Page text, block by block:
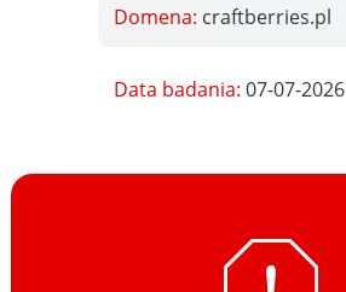
Domena: craftberries.pl
Data badania:07-07-2026